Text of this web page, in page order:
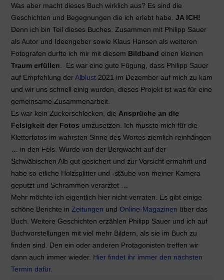
Was aber macht dieses Buch wirklich aus? Es sind die
Geschichten und Begegnungen die ich erlebt habe. JA ICH!
Denn ich bin Teil dieses Buches. Zusammen mit Philipp Sauer
als Autor und Ideengeber sowie Klaus Hansen als weiteren
Fotografen durfte ich mir mit diesem Bildband einen kleinen
Traum erfüllen. Es war eine gute Fügung, dass Philipp Sauer
auf Empfehlung derAlblust2021 im Dezember auf mich zu kam
und wir uns schnell einig wurden, dieses Projekt ist was für eine
gemeinsame Zusammenarbeit.
Es war kein Zuckerschlecken, die Ansprüche an die
Felsigkeit der Fotos umzusetzen. Ich musste mich für die
Kletterfotos im wahrsten Sinne des Wortes ziemlich reinhängen
… in den Fels. Wurde von der Bergwacht auf der
Schwäbischen Alb gut gesichert und zur Vorsicht ermahnt und
habe so etliche Holzsplitter und -stäube von meiner Kamera
geputzt und Schrammen verarztet …
Mehr möchte ich eigentlich hier nicht verraten. Es gibt einige
schöne Berichte in Zeitungen und Online-Magazinen über das
Buch. Weitere Geschichten erzählen Philipp Sauer und ich auf
Buchvorstellungen mit viel mehr Bildern, als sie im Buch zu
finden sind. Den ein oder anderen Protagonisten treffen wir
dann auch immer wieder. Hier findet ihr immer den nächsten
Termin dafür.